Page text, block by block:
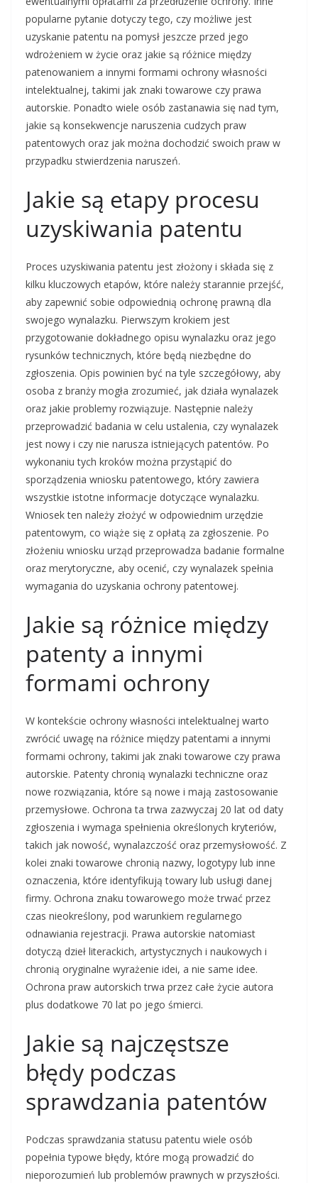
popularne pytanie dotyczy tego, czy możliwe jest
uzyskanie patentu na pomysł jeszcze przed jego
wdrożeniem w życie oraz jakie są różnice między
patenowaniem a innymi formami ochrony własności
intelektualnej, takimi jak znaki towarowe czy prawa
autorskie. Ponadto wiele osób zastanawia się nad tym,
jakie są konsekwencje naruszenia cudzych praw
patentowych oraz jak można dochodzić swoich praw w
przypadku stwierdzenia naruszeń.
Jakie są etapy procesu
uzyskiwania patentu
Proces uzyskiwania patentu jest złożony i składa się z
kilku kluczowych etapów, które należy starannie przejść,
aby zapewnić sobie odpowiednią ochronę prawną dla
swojego wynalazku. Pierwszym krokiem jest
przygotowanie dokładnego opisu wynalazku oraz jego
rysunków technicznych, które będą niezbędne do
zgłoszenia. Opis powinien być na tyle szczegółowy, aby
osoba z branży mogła zrozumieć, jak działa wynalazek
oraz jakie problemy rozwiązuje. Następnie należy
przeprowadzić badania w celu ustalenia, czy wynalazek
jest nowy i czy nie narusza istniejących patentów. Po
wykonaniu tych kroków można przystąpić do
sporządzenia wniosku patentowego, który zawiera
wszystkie istotne informacje dotyczące wynalazku.
Wniosek ten należy złożyć w odpowiednim urzędzie
patentowym, co wiąże się z opłatą za zgłoszenie. Po
złożeniu wniosku urząd przeprowadza badanie formalne
oraz merytoryczne, aby ocenić, czy wynalazek spełnia
wymagania do uzyskania ochrony patentowej.
Jakie są różnice między
patenty a innymi
formami ochrony
W kontekście ochrony własności intelektualnej warto
zwrócić uwagę na różnice między patentami a innymi
formami ochrony, takimi jak znaki towarowe czy prawa
autorskie. Patenty chronią wynalazki techniczne oraz
nowe rozwiązania, które są nowe i mają zastosowanie
przemysłowe. Ochrona ta trwa zazwyczaj 20 lat od daty
zgłoszenia i wymaga spełnienia określonych kryteriów,
takich jak nowość, wynalazczość oraz przemysłowość. Z
kolei znaki towarowe chronią nazwy, logotypy lub inne
oznaczenia, które identyfikują towary lub usługi danej
firmy. Ochrona znaku towarowego może trwać przez
czas nieokreślony, pod warunkiem regularnego
odnawiania rejestracji. Prawa autorskie natomiast
dotyczą dzieł literackich, artystycznych i naukowych i
chronią oryginalne wyrażenie idei, a nie same idee.
Ochrona praw autorskich trwa przez całe życie autora
plus dodatkowe 70 lat po jego śmierci.
Jakie są najczęstsze
błędy podczas
sprawdzania patentów
Podczas sprawdzania statusu patentu wiele osób
popełnia typowe błędy, które mogą prowadzić do
nieporozumień lub problemów prawnych w przyszłości.